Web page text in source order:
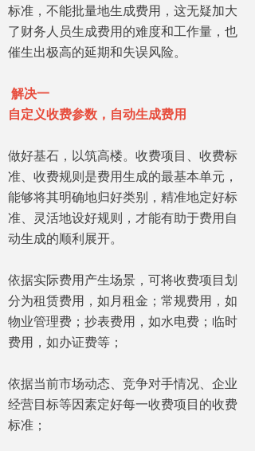
标准，不能批量地生成费用，这无疑加大
了财务人员生成费用的难度和工作量，也
催生出极高的延期和失误风险。
解决一
自定义收费参数，自动生成费用
做好基石，以筑高楼。收费项目、收费标
准、收费规则是费用生成的最基本单元，
能够将其明确地归好类别，精准地定好标
准、灵活地设好规则，才能有助于费用自
动生成的顺利展开。
依据实际费用产生场景，可将收费项目划
分为租赁费用，如月租金；常规费用，如
物业管理费；抄表费用，如水电费；临时
费用，如办证费等；
依据当前市场动态、竞争对手情况、企业
经营目标等因素定好每一收费项目的收费
标准；